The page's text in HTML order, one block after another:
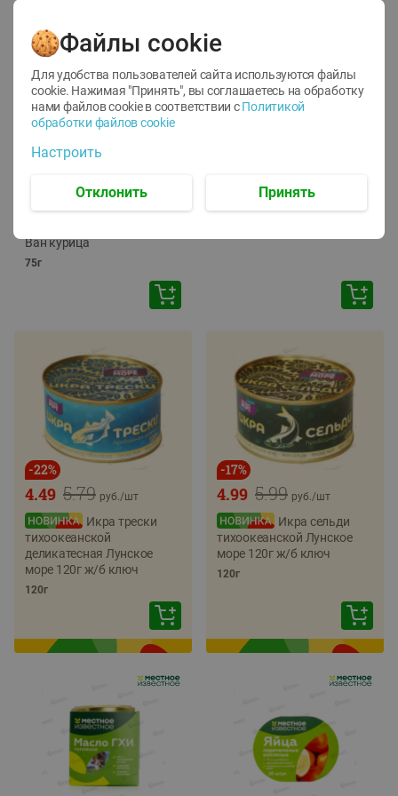
12
1.05 руб./
руб./шт
Корм влаж. для кош. с
Ван курица
75г
ТОФУ Vegetus ТВЕРДЫЙ
-22%
5.79
4.49 руб./шт
Икра трески
тихоокеанской
деликатесная Лунское
море 120г ж/б ключ
120г
-17%
5.99
4.99 руб./шт
Икра сельди
тихоокеанской Лунское
море 120г ж/б ключ
120г
Файлы cookie
Для удобства пользователей сайта используются файлы
cookie. Нажимая "Принять", вы соглашаетесь на обработку
нами файлов cookie в соответствии с Политикой
обработки файлов cookie
Настроить
Отклонить Принять